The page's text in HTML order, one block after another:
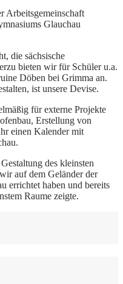
Arbeitsgemeinschaft
Glauchau
die sächsische
bieten wir für Schüler u.a.
Döben bei Grimma an.
ist unsere Devise.
für externe Projekte
Erstellung von
einen Kalender mit
des kleinsten
auf dem Geländer der
errichtet haben und bereits
Raume zeigte.